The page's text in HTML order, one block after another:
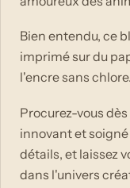
Bien entendu, ce
imprimé sur du
l'encre sans chlore.
Procurez-vous
innovant et
détails, et laissez
dans l'univers